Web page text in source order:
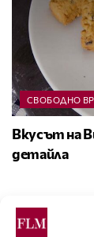
СВОБОДНО
Вкусът на
детайла
Най-